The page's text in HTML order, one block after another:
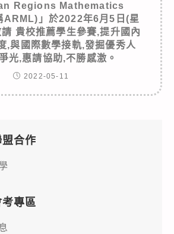
Regions Mathematics
ARML)」於2022年6月5日(星
貴校推薦學生參賽,提升國內
,與國際數學接軌,發掘優秀人
光,惠請協助,不勝感激。
2022-05-11
合作
考專區